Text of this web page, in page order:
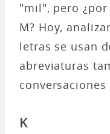
"mil", pero ¿por
M? Hoy,
letras se usan
abreviaturas
K